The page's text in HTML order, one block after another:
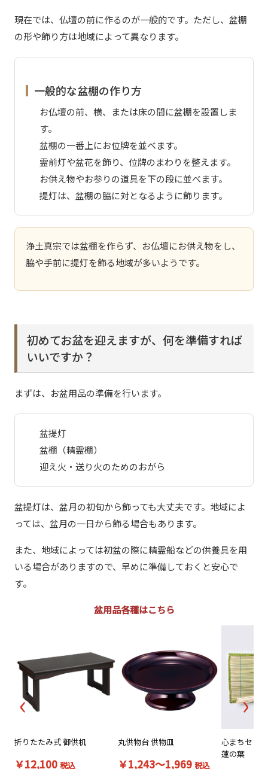
現在では、仏壇の前に作るのが一般的です。ただし、盆棚
の形や飾り方は地域によって異なります。
一般的な盆棚の作り方
お仏壇の前、横、または床の間に盆棚を設置しま
す。
盆棚の一番上にお位牌を並べます。
霊前灯や盆花を飾り、位牌のまわりを整えます。
お供え物やお参りの道具を下の段に並べます。
提灯は、盆棚の脇に対となるように飾ります。
浄土真宗では盆棚を作らず、お仏壇にお供え物をし、
脇や手前に提灯を飾る地域が多いようです。
初めてお盆を迎えますが、何を準備すれば
いいですか？
まずは、お盆用品の準備を行います。
盆提灯
盆棚（精霊棚）
迎え火・送り火のためのおがら
盆提灯は、盆月の初旬から飾っても大丈夫です。地域によ
っては、盆月の一日から飾る場合もあります。
また、地域によっては初盆の際に精霊船などの供養具を用
いる場合がありますので、早めに準備しておくと安心で
す。
盆用品各種はこちら
‹
折りたたみ式 御供机
￥12,100 税込
丸供物台 供物皿
￥1,243～1,969税込
心まちセッ
蓮の葉
›